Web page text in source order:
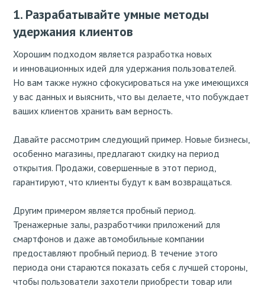
1. Разрабатывайте умные методы
удержания клиентов
Хорошим подходом является разработка новых
и инновационных идей для удержания пользователей.
Но вам также нужно сфокусироваться на уже имеющихся
у вас данных и выяснить, что вы делаете, что побуждает
ваших клиентов хранить вам верность.
Давайте рассмотрим следующий пример. Новые бизнесы,
особенно магазины, предлагают скидку на период
открытия. Продажи, совершенные в этот период,
гарантируют, что клиенты будут к вам возвращаться.
Другим примером является пробный период.
Тренажерные залы, разработчики приложений для
смартфонов и даже автомобильные компании
предоставляют пробный период. В течение этого
периода они стараются показать себя с лучшей стороны,
чтобы пользователи захотели приобрести товар или